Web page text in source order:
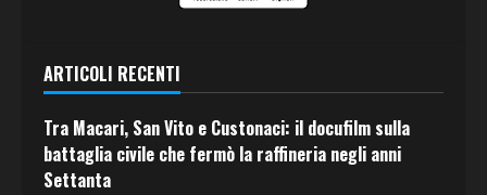
ARTICOLI RECENTI
Tra Macari, San Vito e Custonaci: il docufilm sulla
battaglia civile che fermò la raffineria negli anni
Settanta